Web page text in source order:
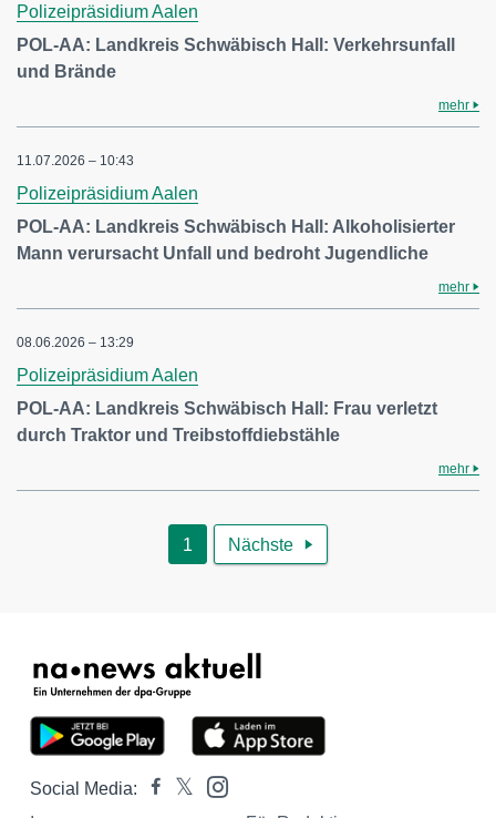
Polizeipräsidium Aalen
POL-AA: Landkreis Schwäbisch Hall: Verkehrsunfall
und Brände
mehr
11.07.2026 – 10:43
Polizeipräsidium Aalen
POL-AA: Landkreis Schwäbisch Hall: Alkoholisierter
Mann verursacht Unfall und bedroht Jugendliche
mehr
08.06.2026 – 13:29
Polizeipräsidium Aalen
POL-AA: Landkreis Schwäbisch Hall: Frau verletzt
durch Traktor und Treibstoffdiebstähle
mehr
1 Nächste 
Social Media: